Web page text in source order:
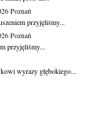
Poznań
przyjęliśmy...
Poznań
przyjęliśmy...
wyrazy głębokiego...